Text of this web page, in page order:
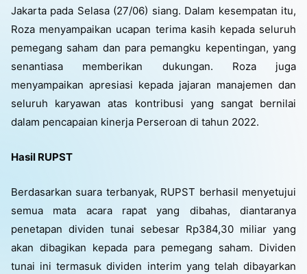
Jakarta pada Selasa (27/06) siang. Dalam kesempatan itu,
Roza menyampaikan ucapan terima kasih kepada seluruh
pemegang saham dan para pemangku kepentingan, yang
senantiasa memberikan dukungan. Roza juga
menyampaikan apresiasi kepada jajaran manajemen dan
seluruh karyawan atas kontribusi yang sangat bernilai
dalam pencapaian kinerja Perseroan di tahun 2022.
Hasil RUPST
Berdasarkan suara terbanyak, RUPST berhasil menyetujui
semua mata acara rapat yang dibahas, diantaranya
penetapan dividen tunai sebesar Rp384,30 miliar yang
akan dibagikan kepada para pemegang saham. Dividen
tunai ini termasuk dividen interim yang telah dibayarkan